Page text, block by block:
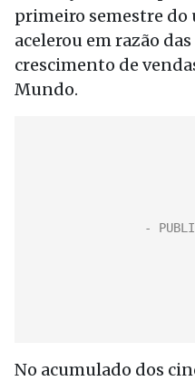
primeiro semestre
acelerou em razão
crescimento de
Mundo.
No acumulado dos